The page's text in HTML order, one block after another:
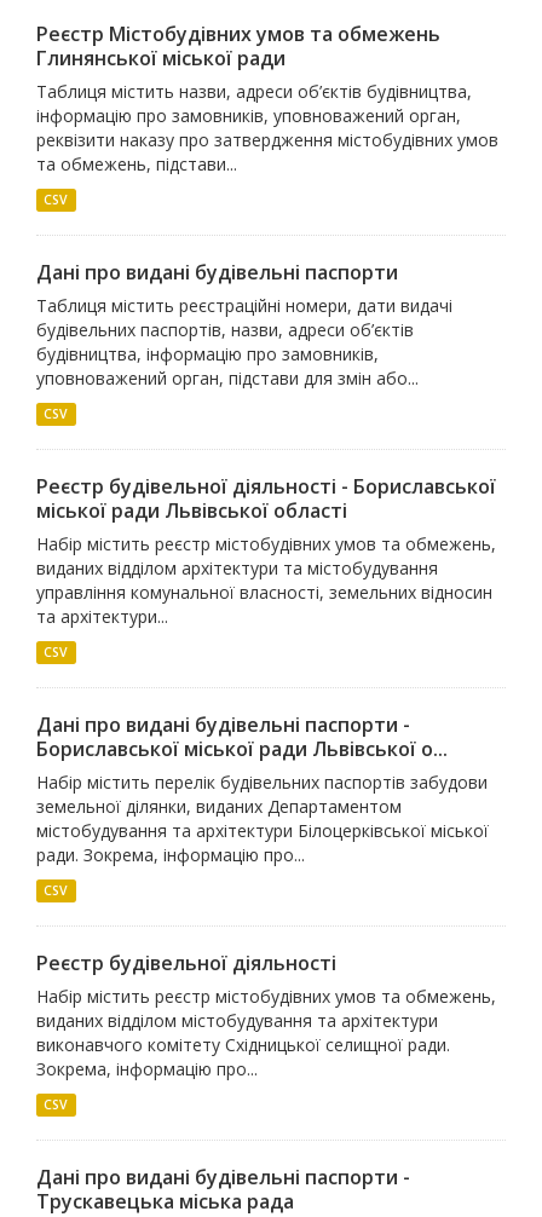
Реєстр Містобудівних умов та обмежень
Глинянської міської ради
Таблиця містить назви, адреси об’єктів будівництва,
інформацію про замовників, уповноважений орган,
реквізити наказу про затвердження містобудівних умов
та обмежень, підстави...
CSV
Дані про видані будівельні паспорти
Таблиця містить реєстраційні номери, дати видачі
будівельних паспортів, назви, адреси об’єктів
будівництва, інформацію про замовників,
уповноважений орган, підстави для змін або...
CSV
Реєстр будівельної діяльності - Бориславської
міської ради Львівської області
Набір містить реєстр містобудівних умов та обмежень,
виданих відділом архітектури та містобудування
управління комунальної власності, земельних відносин
та архітектури...
CSV
Дані про видані будівельні паспорти -
Бориславської міської ради Львівської о...
Набір містить перелік будівельних паспортів забудови
земельної ділянки, виданих Департаментом
містобудування та архітектури Білоцерківської міської
ради. Зокрема, інформацію про...
CSV
Реєстр будівельної діяльності
Набір містить реєстр містобудівних умов та обмежень,
виданих відділом містобудування та архітектури
виконавчого комітету Східницької селищної ради.
Зокрема, інформацію про...
CSV
Дані про видані будівельні паспорти -
Трускавецька міська рада